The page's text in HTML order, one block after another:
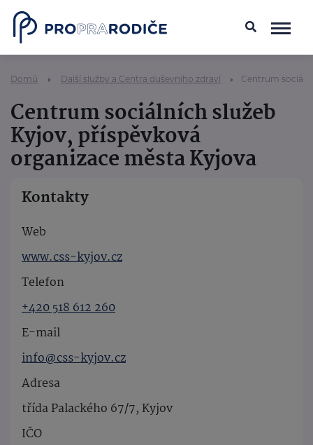
Domů Další služby a Centra duševního zdraví Centrum
Centrum sociálních služeb
Kyjov, příspěvková
organizace města Kyjova
Kontakty
Web
www.css-kyjov.cz
Telefon
+420 518 612 260
E-mail
info@css-kyjov.cz
Adresa
třída Palackého 67/7, Kyjov
IČO